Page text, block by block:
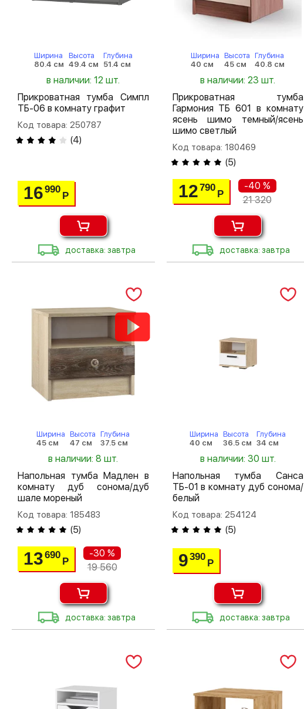
Ширина
80.4 см
Высота
49.4 см
Глубина
51.4 см
в наличии: 12 шт.
Прикроватная тумба Симпл
ТБ-06 в комнату графит
Код товара: 250787
(4)
16990
Р
доставка: завтра
Ширина
40 см
Высота
45 см
Глубина
40.8 см
в наличии: 23 шт.
Прикроватная тумба
Гармония ТБ 601 в комнату
ясень шимо темный/ясень
шимо светлый
Код товара: 180469
(5)
12790
Р
-40 %
21 320
доставка: завтра
Ширина
45 см
Высота
47 см
Глубина
37.5 см
в наличии: 8 шт.
Напольная тумба Мадлен в
комнату дуб сонома/дуб
шале мореный
Код товара: 185483
(5)
13690
Р
-30 %
19 560
доставка: завтра
Ширина
40 см
Высота
36.5 см
Глубина
34 см
в наличии: 30 шт.
Напольная тумба Санса
ТБ-01 в комнату дуб сонома/
белый
Код товара: 254124
(5)
9390
Р
доставка: завтра